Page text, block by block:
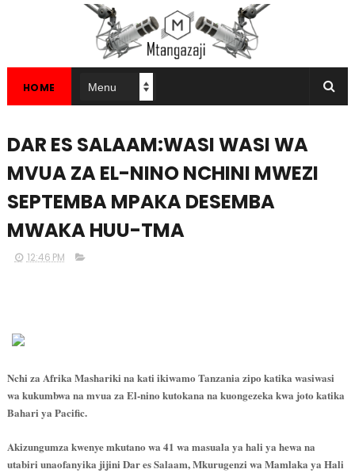
HOME
DAR ES SALAAM:WASI WASI WA
MVUA ZA EL-NINO NCHINI MWEZI
SEPTEMBA MPAKA DESEMBA
MWAKA HUU-TMA
12:46 PM
Nchi za Afrika Mashariki na kati ikiwamo Tanzania zipo katika wasiwasi
wa kukumbwa na mvua za El-nino kutokana na kuongezeka kwa joto katika
Bahari ya Pacific.
Akizungumza kwenye mkutano wa 41 wa masuala ya hali ya hewa na
utabiri unaofanyika jijini Dar es Salaam, Mkurugenzi wa Mamlaka ya Hali